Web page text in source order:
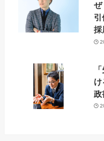
ぜ
引
採
け
政